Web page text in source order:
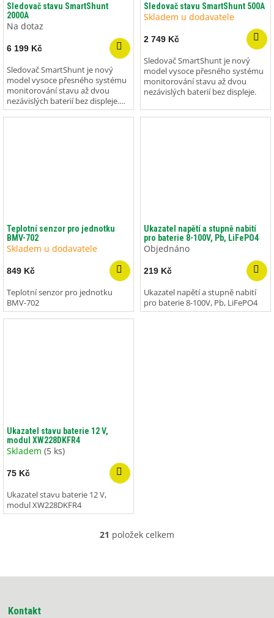
Sledovač stavu SmartShunt
2000A
Na dotaz
6 199 Kč
Sledovač SmartShunt je nový
model vysoce přesného systému
monitorování stavu až dvou
nezávislých baterií bez displeje.
Prodloužená záruka 5 let.
Sledovač stavu SmartShunt 500A
Skladem u dodavatele
2 749 Kč
Sledovač SmartShunt je nový
model vysoce přesného systému
monitorování stavu až dvou
nezávislých baterií bez displeje.
Teplotní senzor pro jednotku
BMV-702
Skladem u dodavatele
849 Kč
Teplotní senzor pro jednotku
BMV-702
Ukazatel napětí a stupně nabití
pro baterie 8-100V, Pb, LiFePO4
Objednáno
219 Kč
Ukazatel napětí a stupně nabití
pro baterie 8-100V, Pb, LiFePO4
Ukazatel stavu baterie 12 V,
modul XW228DKFR4
Skladem (5 ks)
75 Kč
Ukazatel stavu baterie 12 V,
modul XW228DKFR4
O
á
21 položek celkem
Kontakt